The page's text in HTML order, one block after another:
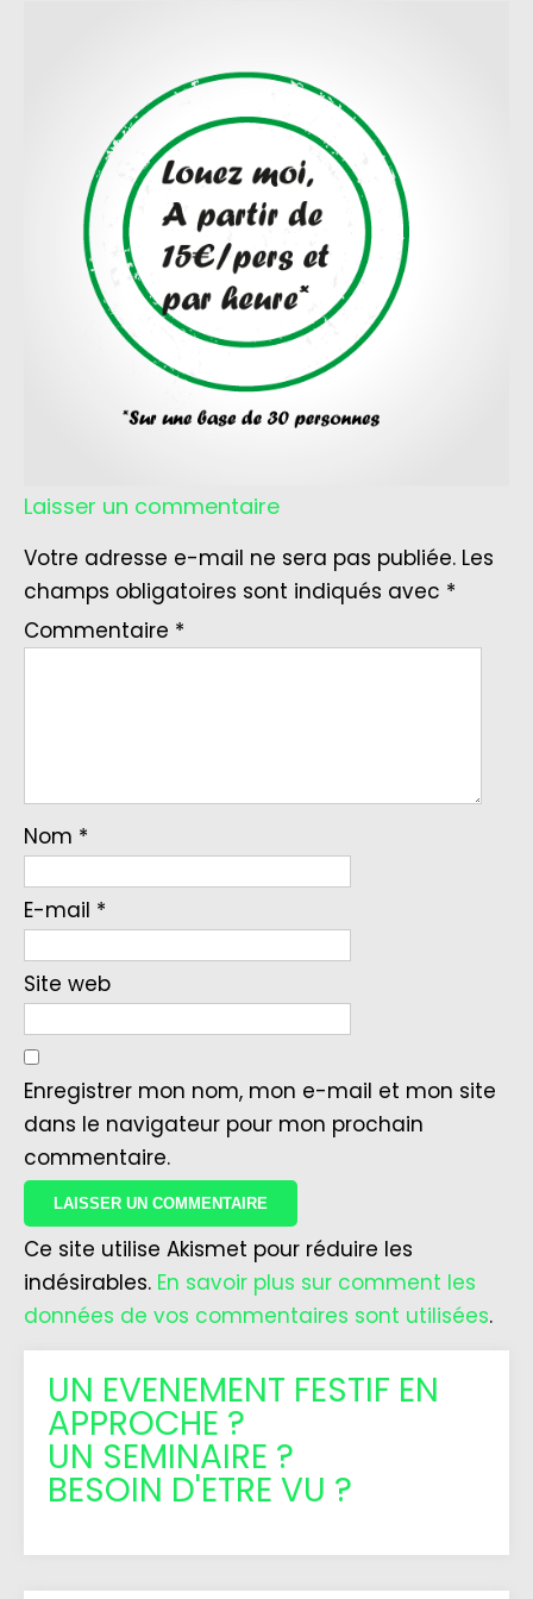
Laisser un commentaire
Votre adresse e-mail ne sera pas publiée. Les
champs obligatoires sont indiqués avec *
Commentaire *
Nom *
E-mail *
Site web
Enregistrer mon nom, mon e-mail et mon site
dans le navigateur pour mon prochain
commentaire.
Ce site utilise Akismet pour réduire les
indésirables. En savoir plus sur comment les
données de vos commentaires sont utilisées.
UN EVENEMENT FESTIF EN
APPROCHE ?
UN SEMINAIRE ?
BESOIN D'ETRE VU ?